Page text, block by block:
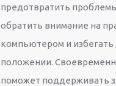
предотвратить
обратить внимание на
компьютером и
положении.
поможет поддерживать